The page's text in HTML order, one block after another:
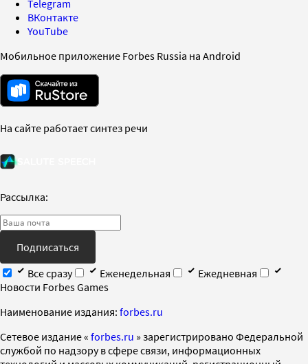
Telegram
ВКонтакте
YouTube
Мобильное приложение Forbes Russia на Android
На сайте работает синтез речи
Рассылка:
Подписаться
Все сразу
Еженедельная
Ежедневная
Новости Forbes Games
Наименование издания: forbes.ru
Cетевое издание « forbes.ru » зарегистрировано Федеральной
службой по надзору в сфере связи, информационных